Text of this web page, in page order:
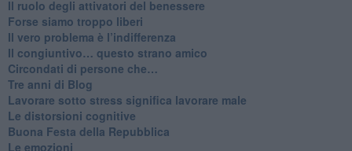
​Il ruolo degli attivatori del benessere
​Forse siamo troppo liberi
​Il vero problema è l’indifferenza
​Il congiuntivo… questo strano amico
​Circondati di persone che…
​Tre anni di Blog
​Lavorare sotto stress significa lavorare male
​Le distorsioni cognitive
​Buona Festa della Repubblica
Le emozioni